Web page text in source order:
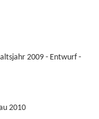
2009 - Entwurf -
2010